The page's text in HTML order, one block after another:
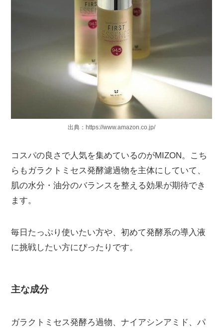
出典：https://www.amazon.co.jp/
コスパの良さで人気を集めているのがMIZON。こち
らもガラクトミセス発酵濾過物を主体にしていて、
肌の水分・油分のバランスを整える効果が期待でき
ます。
毎日たっぷり使いたい方や、初めて発酵系の導入液
に挑戦したい方にぴったりです。
主な成分
ガラクトミセス発酵ろ過物、ナイアシンアミド、パ